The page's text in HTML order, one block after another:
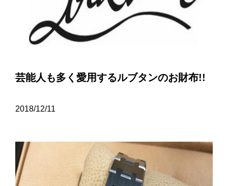
芸能人も多く愛用するルブタンのお財布!!
2018/12/11